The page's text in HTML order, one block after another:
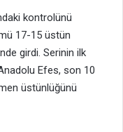
kontrolünü
17-15 üstün
girdi. Serinin ilk
Efes, son 10
üstünlüğünü